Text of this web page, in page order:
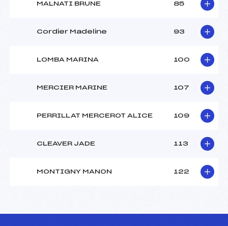
MALNATI BRUNE 85
Cordier Madeline 93
LOMBA MARINA 100
MERCIER MARINE 107
PERRILLAT MERCEROT ALICE 109
CLEAVER JADE 113
MONTIGNY MANON 122